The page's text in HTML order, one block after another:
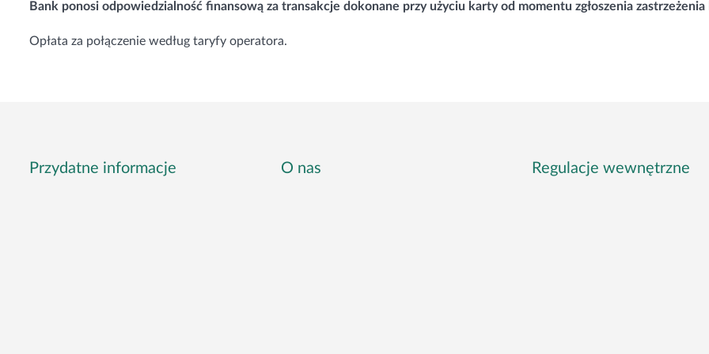
Bank ponosi odpowiedzialność finansową za transakcje dokonane przy użyciu karty od momentu zgłoszenia zastrzeżenia
Opłata za połączenie według taryfy operatora.
Przydatne informacje O nas Regulacje wewnętrzne